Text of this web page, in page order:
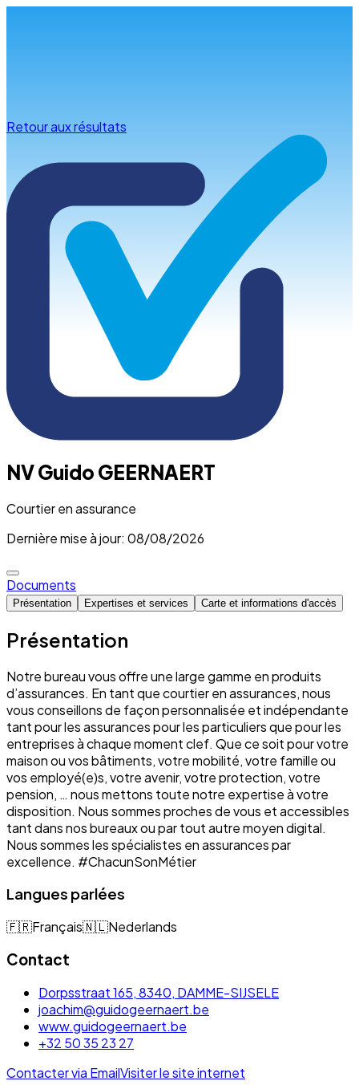
Retour aux résultats
NV Guido GEERNAERT
Courtier en assurance
Dernière mise à jour: 08/08/2026
Documents
Présentation Expertises et services Carte et informations d'accès
Présentation
Notre bureau vous offre une large gamme en produits
d’assurances. En tant que courtier en assurances, nous
vous conseillons de façon personnalisée et indépendante
tant pour les assurances pour les particuliers que pour les
entreprises à chaque moment clef. Que ce soit pour votre
maison ou vos bâtiments, votre mobilité, votre famille ou
vos employé(e)s, votre avenir, votre protection, votre
pension, … nous mettons toute notre expertise à votre
disposition. Nous sommes proches de vous et accessibles
tant dans nos bureaux ou par tout autre moyen digital.
Nous sommes les spécialistes en assurances par
excellence. #ChacunSonMétier
Langues parlées
🇫🇷Français🇳🇱Nederlands
Contact
Dorpsstraat 165, 8340, DAMME-SIJSELE
joachim@guidogeernaert.be
www.guidogeernaert.be
+32 50 35 23 27
Contacter via EmailVisiter le site internet